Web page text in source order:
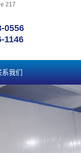
217
0556
1146
系我们